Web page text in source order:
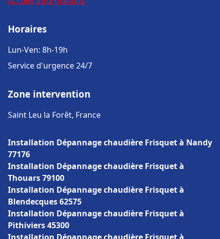
Horaires
Lun-Ven: 8h-19h
Service d'urgence 24/7
Zone intervention
Saint Leu la Forêt, France
Installation Dépannage chaudière Frisquet à Nandy
77176
Installation Dépannage chaudière Frisquet à
Thouars 79100
Installation Dépannage chaudière Frisquet à
Blendecques 62575
Installation Dépannage chaudière Frisquet à
Pithiviers 45300